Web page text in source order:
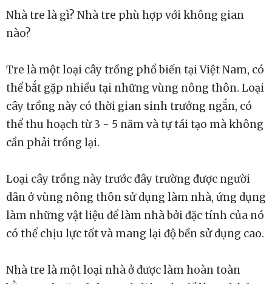
Nhà tre là gì? Nhà tre phù hợp với không gian
nào?
Tre là một loại cây trồng phổ biến tại Việt Nam, có
thể bắt gặp nhiều tại những vùng nông thôn. Loại
cây trồng này có thời gian sinh trưởng ngắn, có
thể thu hoạch từ 3 - 5 năm và tự tái tạo mà không
cần phải trồng lại.
Loại cây trồng này trước đây trường được người
dân ở vùng nông thôn sử dụng làm nhà, ứng dụng
làm những vật liệu để làm nhà bởi đặc tính của nó
có thể chịu lực tốt và mang lại độ bền sử dụng cao.
Nhà tre là một loại nhà ở được làm hoàn toàn